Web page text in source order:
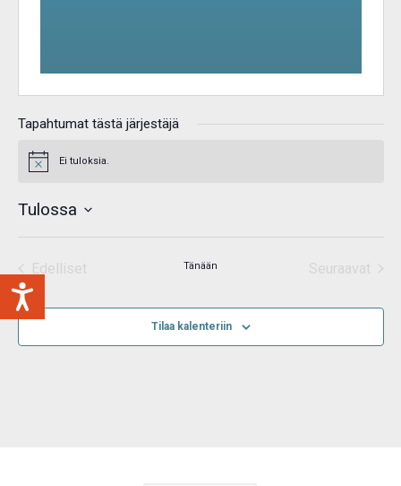
Tapahtumat tästä järjestäjä
Notice Ei tuloksia.
Tulossa
Valitse
päivä.Edelliset
Tänään
Seuraavat
Tilaa kalenteriin